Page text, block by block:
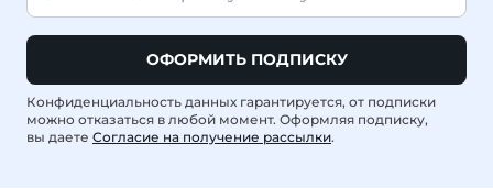
ОФОРМИТЬ ПОДПИСКУ
Конфиденциальность данных гарантируется, от подписки
можно отказаться в любой момент. Оформляя подписку,
вы даете Согласие на получение рассылки.